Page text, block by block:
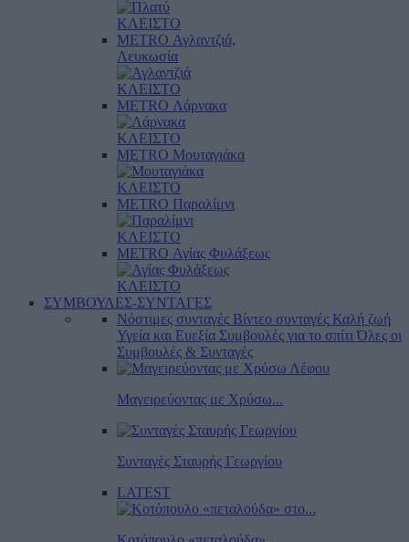
ΚΛΕΙΣΤΟ
METRO Αγλαντζιά,
Λευκωσία
ΚΛΕΙΣΤΟ
METRO Λάρνακα
ΚΛΕΙΣΤΟ
METRO Μουταγιάκα
ΚΛΕΙΣΤΟ
METRO Παραλίμνι
ΚΛΕΙΣΤΟ
METRO Αγίας Φυλάξεως
ΚΛΕΙΣΤΟ
ΣΥΜΒΟΥΛΕΣ-ΣΥΝΤΑΓΕΣ
Νόστιμες συνταγές Βίντεο συνταγές Καλή ζωή
Υγεία και Ευεξία Συμβουλές για το σπίτι Όλες οι
Συμβουλές & Συνταγές
Μαγειρεύοντας με Χρύσω...
Συνταγές Σταυρής Γεωργίου
LATEST